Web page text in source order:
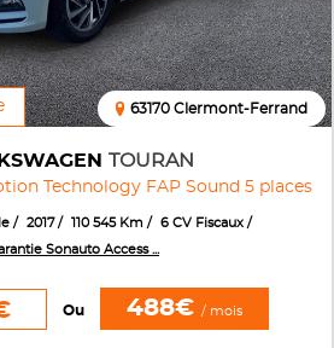
TOURAN
Technology FAP Sound 5 places
63170 Clermont-Ferrand
2017 110 545 Km
6 CV Fiscaux
Sonauto Access ...
Ou 488€ / mois